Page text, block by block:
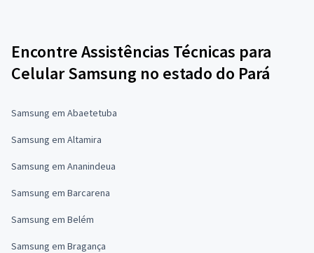
Encontre Assistências Técnicas para
Celular Samsung no estado do Pará
Samsung em Abaetetuba
Samsung em Altamira
Samsung em Ananindeua
Samsung em Barcarena
Samsung em Belém
Samsung em Bragança